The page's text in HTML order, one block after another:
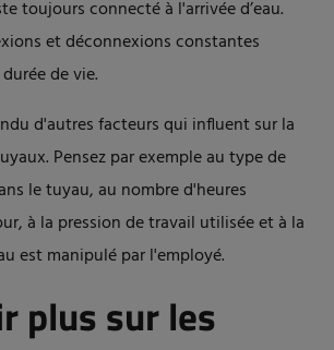
toujours connecté à l'arrivée d’eau.
et déconnexions constantes
de vie.
d'autres facteurs qui influent sur la
Pensez par exemple au type de
le tuyau, au nombre d'heures
à la pression de travail utilisée et à la
est manipulé par l'employé.
plus sur les